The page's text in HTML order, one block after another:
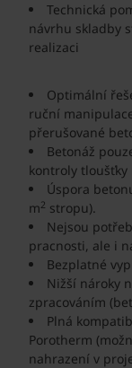
Technická
návrhu skladby
realizaci
Optimální
ruční
přerušované
Betonáž
kontroly tloušťky
Úspora
m2 stropu).
Nejsou
pracnosti, ale i
Bezplatné
Nižší nároky
zpracováním
Plná
Porotherm
nahrazení v